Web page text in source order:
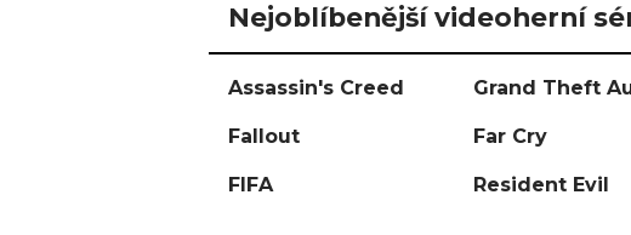
Nejoblíbenější videoherní
Assassin's Creed Grand Theft
Fallout Far Cry
FIFA Resident Evil